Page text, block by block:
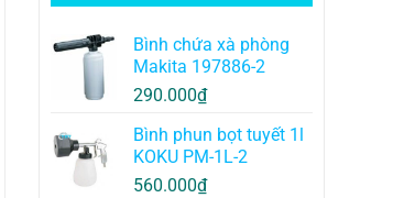
Bình chứa xà phòng
Makita 197886-2
290.000₫
Bình phun bọt tuyết 1l
KOKU PM-1L-2
560.000₫